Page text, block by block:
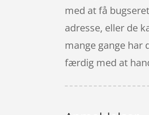
med at få
adresse, eller de
mange gange har
færdig med at